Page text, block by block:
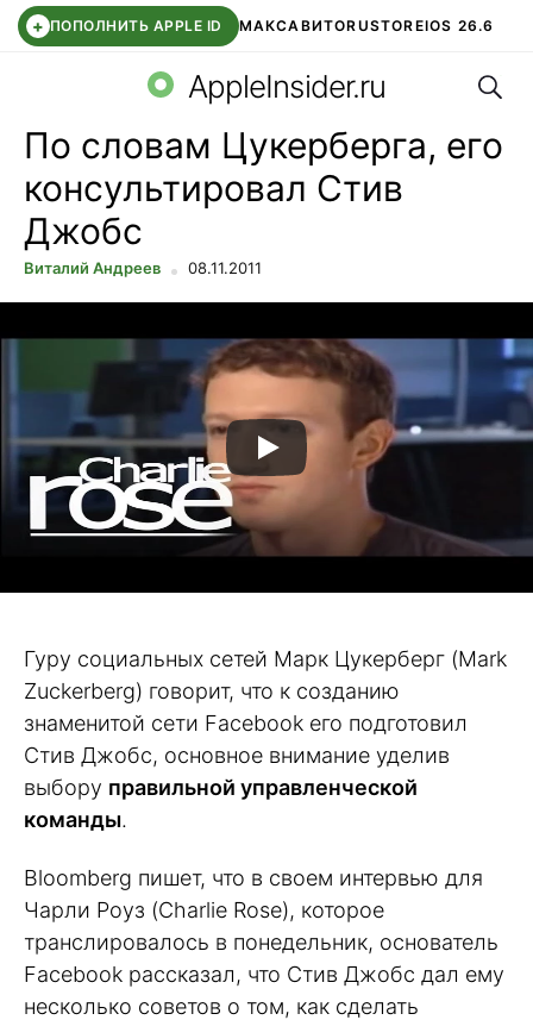
+ ПОПОЛНИТЬ APPLE ID МАКСАВИТОRUSTOREIOS 26.6
СБЕР КИДС ВТБ ОНЛАЙН ЧАТ В ROBLOX
AppleInsider.ru
По словам Цукерберга, его
консультировал Стив
Джобс
Виталий Андреев 08.11.2011
Гуру социальных сетей Марк Цукерберг (Mark
Zuckerberg) говорит, что к созданию
знаменитой сети Facebook его подготовил
Стив Джобс, основное внимание уделив
выбору правильной управленческой
команды.
Bloomberg пишет, что в своем интервью для
Чарли Роуз (Charlie Rose), которое
транслировалось в понедельник, основатель
Facebook рассказал, что Стив Джобс дал ему
несколько советов о том, как сделать